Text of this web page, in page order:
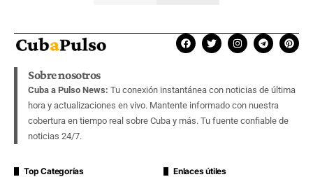
Sobre nosotros
Cuba a Pulso News: Tu conexión instantánea con noticias de última
hora y actualizaciones en vivo. Mantente informado con nuestra
cobertura en tiempo real sobre Cuba y más. Tu fuente confiable de
noticias 24/7.
Top Categorías Enlaces útiles